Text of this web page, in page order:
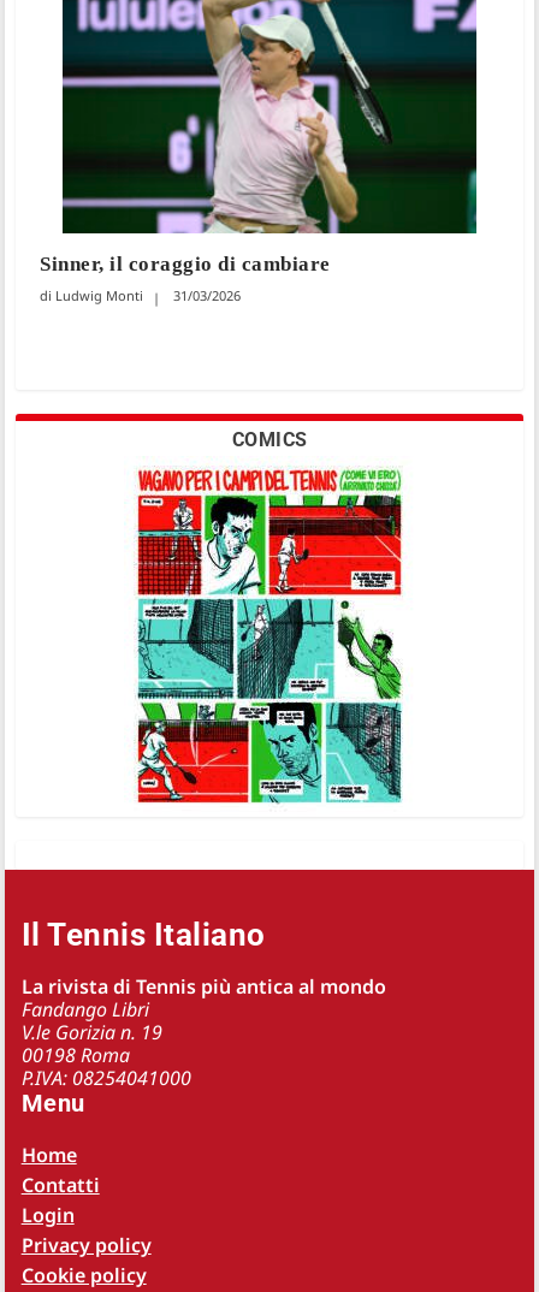
Sinner, il coraggio di cambiare
Ludwig Monti 31/03/2026
COMICS
Il Tennis Italiano
La rivista di Tennis più antica al mondo
Fandango Libri
V.le Gorizia n. 19
00198 Roma
P.IVA: 08254041000
Menu
Home
Contatti
Login
Privacy policy
Cookie policy